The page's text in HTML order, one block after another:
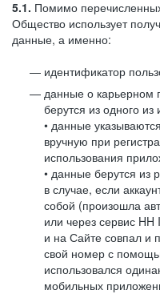
5.1. Помимо
Общество использует
данные, а именно:
идентификатор
данные о карьерном
берутся из одного из
• данные
вручную при
использования
• данные берутся из
в случае, если
собой (произошла
или через сервис
и на Сайте совпал и
свой номер с
использовался
мобильных